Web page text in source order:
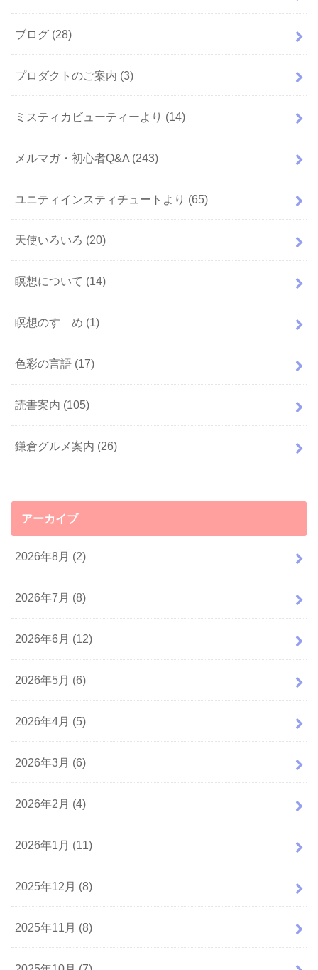
ブログ (28)
プロダクトのご案内 (3)
ミスティカビューティーより (14)
メルマガ・初心者Q&A (243)
ユニティインスティチュートより (65)
天使いろいろ (20)
瞑想について (14)
瞑想のすゝめ (1)
色彩の言語 (17)
読書案内 (105)
鎌倉グルメ案内 (26)
アーカイブ
2026年8月 (2)
2026年7月 (8)
2026年6月 (12)
2026年5月 (6)
2026年4月 (5)
2026年3月 (6)
2026年2月 (4)
2026年1月 (11)
2025年12月 (8)
2025年11月 (8)